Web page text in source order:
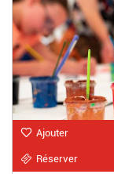
Ajouter
Réserver